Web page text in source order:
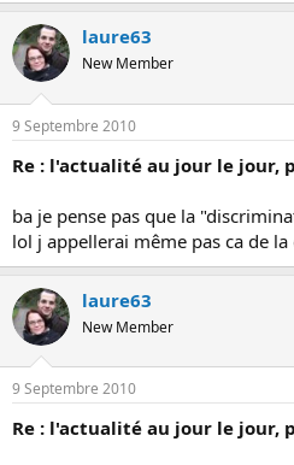
laure63
New Member
9 Septembre 2010
Re : l'actualité au jour le jour,
ba je pense pas que la
lol j appellerai même pas ca de
laure63
New Member
9 Septembre 2010
Re : l'actualité au jour le jour,